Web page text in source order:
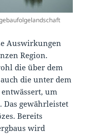
Auswirkungen
Region.
die über dem
die unter dem
um
Das gewährleistet
Bereits
wird